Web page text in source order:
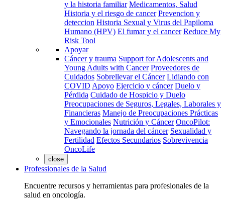
y la historia familiar Medicamentos, Salud
Historia y el riesgo de cancer Prevencion y
deteccion Historia Sexual y Virus del Papiloma
Humano (HPV) El fumar y el cancer Reduce My
Risk Tool
Apoyar
Cáncer y trauma Support for Adolescents and
Young Adults with Cancer Proveedores de
Cuidados Sobrellevar el Cáncer Lidiando con
COVID Apoyo Ejercicio y cáncer Duelo y
Pérdida Cuidado de Hospicio y Duelo
Preocupaciones de Seguros, Legales, Laborales y
Financieras Manejo de Preocupaciones Prácticas
y Emocionales Nutrición y Cáncer OncoPilot:
Navegando la jornada del cáncer Sexualidad y
Fertilidad Efectos Secundarios Sobrevivencia
OncoLife
close
Professionales de la Salud
Encuentre recursos y herramientas para profesionales de la
salud en oncología.